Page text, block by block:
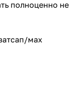
полноценно не
мах